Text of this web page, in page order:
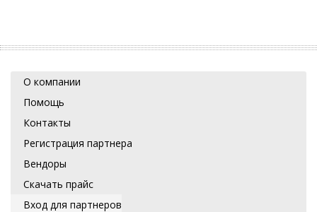
О компании
Помощь
Контакты
Регистрация партнера
Вендоры
Скачать прайс
Вход для партнеров